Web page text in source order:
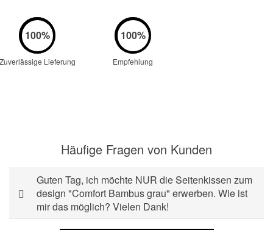
Lieferung Empfehlung
Häufige Fragen von Kunden
Guten Tag, ich möchte NUR die Seitenkissen zum
design "Comfort Bambus grau" erwerben. Wie ist
mir das möglich? Vielen Dank!